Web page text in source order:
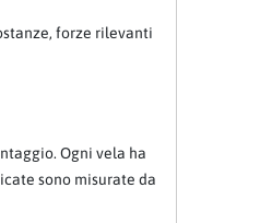
forze rilevanti
Ogni vela ha
sono misurate da